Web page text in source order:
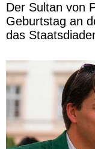
Der Sultan von
Geburtstag an
das